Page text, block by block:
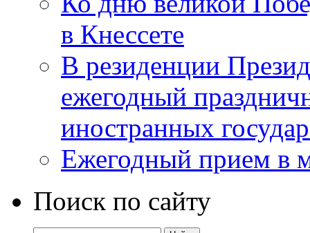
в Кнессете
В резиденции
ежегодный
иностранных
Ежегодный прием в
Поиск по сайту